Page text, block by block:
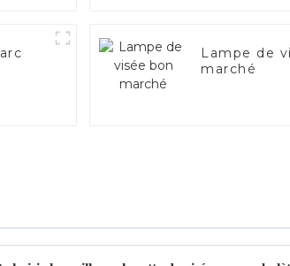
Lampe de
marché